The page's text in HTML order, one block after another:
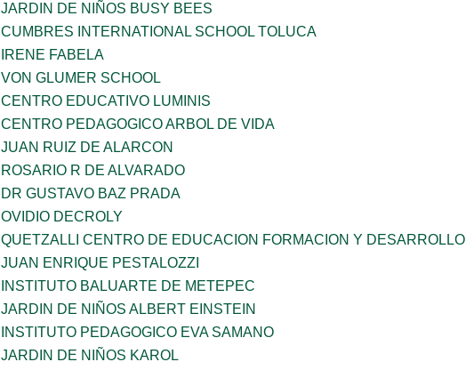
JARDIN DE NIÑOS BUSY BEES
CUMBRES INTERNATIONAL SCHOOL TOLUCA
IRENE FABELA
VON GLUMER SCHOOL
CENTRO EDUCATIVO LUMINIS
CENTRO PEDAGOGICO ARBOL DE VIDA
JUAN RUIZ DE ALARCON
ROSARIO R DE ALVARADO
DR GUSTAVO BAZ PRADA
OVIDIO DECROLY
QUETZALLI CENTRO DE EDUCACION FORMACION Y DESARROLLO
JUAN ENRIQUE PESTALOZZI
INSTITUTO BALUARTE DE METEPEC
JARDIN DE NIÑOS ALBERT EINSTEIN
INSTITUTO PEDAGOGICO EVA SAMANO
JARDIN DE NIÑOS KAROL